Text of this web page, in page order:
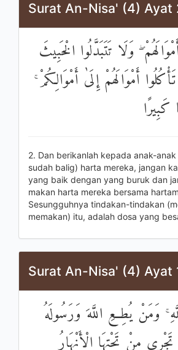
Surat An-Nisa' (4) Ayat
وَلَا تَتَبَدَّلُوا الْخَبِيثَ
أَمْوَالَهُمْ إِلَىٰ أَمْوَالِكُمْ
2. Dan berikanlah kepada anak-
sudah balig) harta mereka, jangan
yang baik dengan yang buruk dan
makan harta mereka bersama
Sesungguhnya tindakan-tindakan
memakan) itu, adalah dosa yang
Surat An-Nisa' (4) Ayat
وَمَنْ يُطِعِ اللَّهَ وَرَسُولَهُ
مِنْ تَحْتِهَا الْأَنْهَارُ